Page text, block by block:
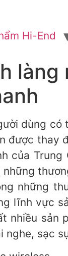
Hi-End
làng
dùng
được thay
của
những
lĩnh vực
nhiều sản
nghe, sạc